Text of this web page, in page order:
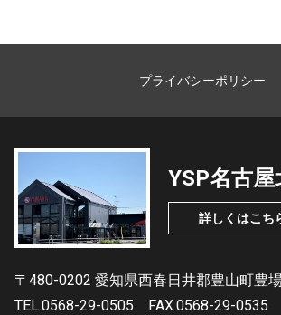
プライバシーポリシー
YSP名古屋
詳しくはこち
〒480-0202 愛知県西春日井郡豊山町豊
TEL.0568-29-0505
FAX.0568-29-0535